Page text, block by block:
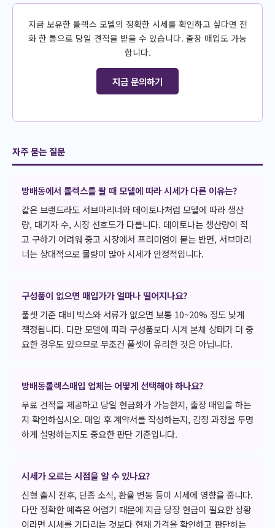
지금 보유한 롤렉스 모델의 정확한 시세를 확인하고 싶다면 전
화 한 통으로 당일 견적을 받을 수 있습니다. 출장 매입도 가능
합니다.
지금 문의하기
자주 묻는 질문
방배동에서 롤렉스를 팔 때 모델에 따라 시세가 다른 이유는?
같은 브랜드라도 서브마리너와 데이토나처럼 모델에 따라 생산
량, 대기자 수, 시장 선호도가 다릅니다. 데이토나는 생산량이 적
고 구하기 어려워 중고 시장에서 프리미엄이 붙는 반면, 서브마리
너는 상대적으로 물량이 많아 시세가 안정적입니다.
구성품이 없으면 매입가가 얼마나 떨어지나요?
풀셋 기준 대비 박스와 서류가 없으면 보통 10~20% 정도 낮게
책정됩니다. 다만 모델에 따라 구성품보다 시계 본체 상태가 더 중
요한 경우도 있으므로 무조건 풀셋이 유리한 것은 아닙니다.
방배동롤렉스매입 업체는 어떻게 선택해야 하나요?
무료 견적을 제공하고 당일 현금화가 가능한지, 출장 매입을 하는
지 확인하십시오. 매입 후 계약서를 작성하는지, 감정 과정을 투명
하게 설명하는지도 중요한 판단 기준입니다.
시세가 오르는 시점을 알 수 있나요?
신형 출시 전후, 단종 소식, 환율 변동 등이 시세에 영향을 줍니다.
다만 정확한 예측은 어렵기 때문에 지금 당장 현금이 필요한 상황
이라면 시세를 기다리는 것보다 현재 가격을 확인하고 판단하는